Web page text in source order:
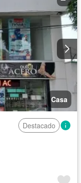
Casa
Destacado